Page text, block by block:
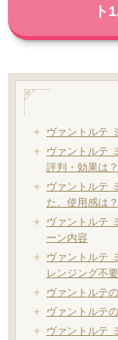
ヴァントルテ
ヴァントルテ
評判・効果は？
ヴァントルテ
た。使用感は
ヴァントルテ
ーン内容
ヴァントルテ
レンジング不
ヴァントルテ
ヴァントルテ
ヴァントルテ